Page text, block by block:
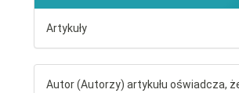
Artykuły
Autor (Autorzy) artykułu oświadcza,